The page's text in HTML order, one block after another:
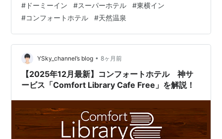
加価値の高さ」を両立させた人気ビジネスホテルチェー
ン、【東横INN / ドーミーイン / スーパーホテル / コンフ
ォートホテル】の4つを徹底比較します。 「天然温泉・
サウナで選ぶなら？」「無料朝食の満足度で選ぶな
ら？」など、あなたの目的に合ったホテルが必ず見つか
ります。各ホテルの詳細な魅力を知…
# ドーミーイン #スーパーホテル #東横イン
#コンフォートホテル #天然温泉
YSky_channel’s blog • 8ヶ月前
【2025年12月最新】コンフォートホテル 神サ
ービス「Comfort Library Cafe Free」を解説！